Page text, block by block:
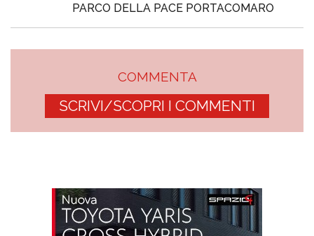
PARCO DELLA PACE PORTACOMARO
COMMENTA
SCRIVI/SCOPRI I COMMENTI